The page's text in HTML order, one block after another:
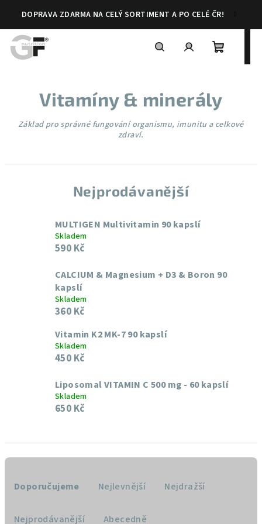
obsah
DOPRAVA ZDARMA NA CELÝ SORTIMENT A PO CELÉ ČR!
Nákupní
košík
Vitamíny & minerály
Základ pro správné fungování organismu, imunitu a celkové
zdraví.
Nejprodávanější
MULTIGEN Multivitamin 90 kapslí
Skladem
590 Kč
CALCIUM & Magnesium + D3 & Boron 90
kapslí
Skladem
360 Kč
Vitamin K2 MK-7 90 kapslí
Skladem
450 Kč
Liposomal VITAMIN C 500 mg - 60 kapslí
Skladem
650 Kč
Doporučujeme Nejlevnější Nejdražší
Nejprodávanější Abecedně